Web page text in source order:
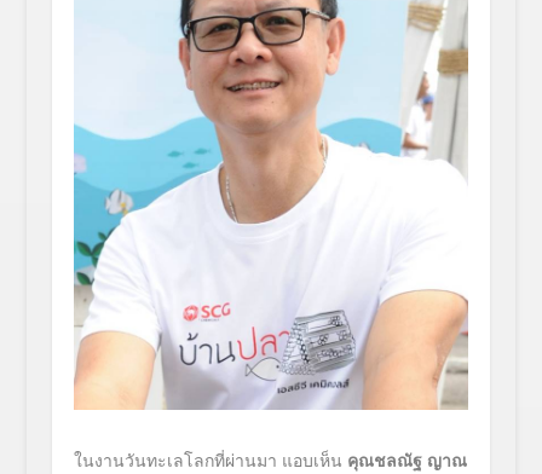
ในงานวันทะเลโลกที่ผ่านมา แอบเห็น คุณชลณัฐ ญาณ